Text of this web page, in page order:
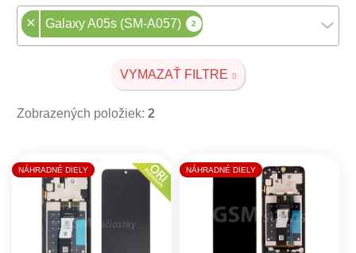
× Galaxy A05s (SM-A057) 2
VYMAZAŤ FILTRE
Zobrazených položiek: 2
Výpis produktov
NÁHRADNÉ DIELY NÁHRADNÉ DIELY